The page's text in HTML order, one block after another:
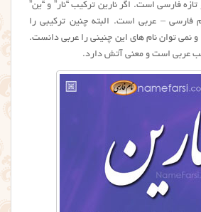
فارسی است. اگر نارین ترکیب “نار” و “ین”
فارسی – عربی است. البته چنین ترکیبی را
و نمی توان نام های این چنینی را عربی دانست.
عربی است و معنی آتش دارد.